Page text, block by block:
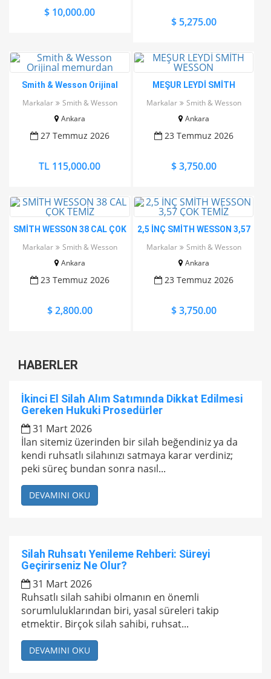
$ 10,000.00
$ 5,275.00
Smith & Wesson Orijinal
Markalar
Smith & Wesson
Ankara
27 Temmuz 2026
TL 115,000.00
MEŞUR LEYDİ SMİTH
Markalar
Smith & Wesson
Ankara
23 Temmuz 2026
$ 3,750.00
SMİTH WESSON 38 CAL ÇOK
Markalar
Smith & Wesson
Ankara
23 Temmuz 2026
$ 2,800.00
2,5 İNÇ SMİTH WESSON 3,57
Markalar
Smith & Wesson
Ankara
23 Temmuz 2026
$ 3,750.00
HABERLER
İkinci El Silah Alım Satımında Dikkat Edilmesi
Gereken Hukuki Prosedürler
31 Mart 2026
İlan sitemiz üzerinden bir silah beğendiniz ya da
kendi ruhsatlı silahınızı satmaya karar verdiniz;
peki süreç bundan sonra nasıl...
DEVAMINI OKU
Silah Ruhsatı Yenileme Rehberi: Süreyi
Geçirirseniz Ne Olur?
31 Mart 2026
Ruhsatlı silah sahibi olmanın en önemli
sorumluluklarından biri, yasal süreleri takip
etmektir. Birçok silah sahibi, ruhsat...
DEVAMINI OKU